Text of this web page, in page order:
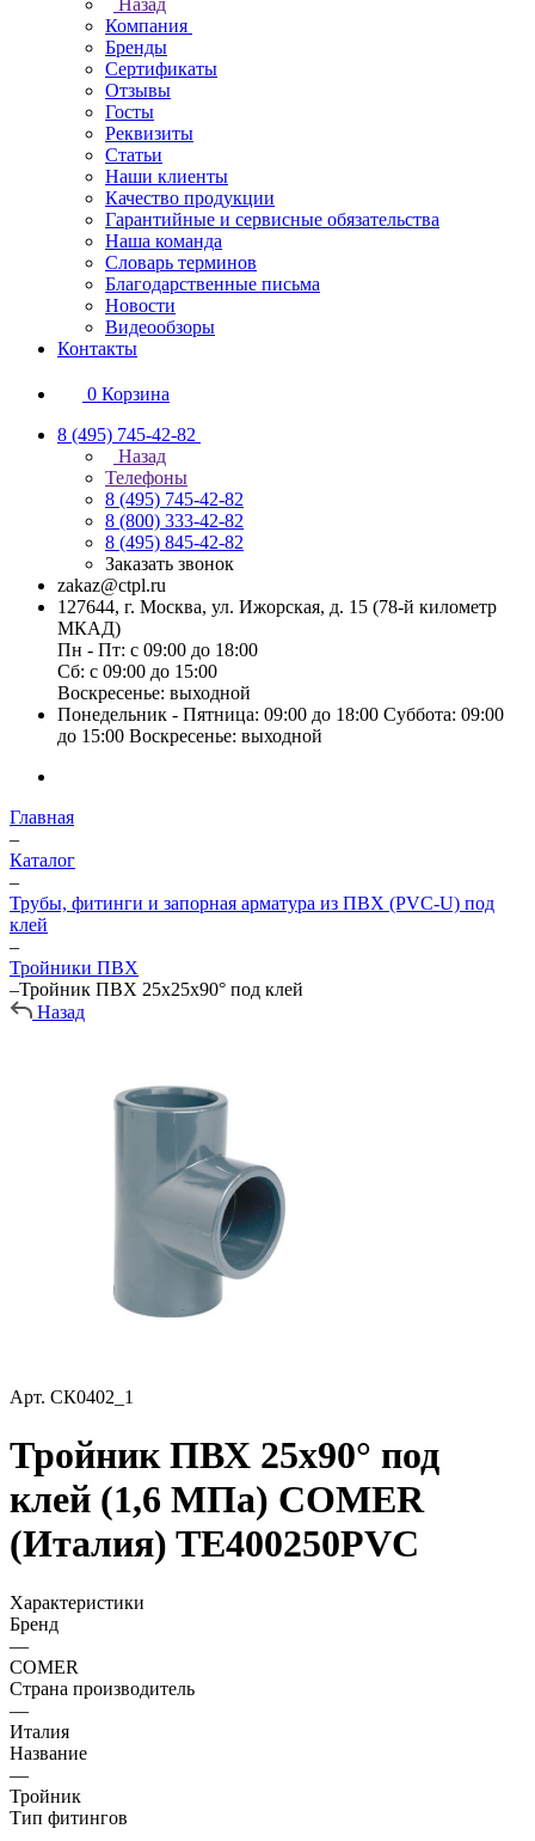
Назад
Компания
Бренды
Сертификаты
Отзывы
Госты
Реквизиты
Статьи
Наши клиенты
Качество продукции
Гарантийные и сервисные обязательства
Наша команда
Словарь терминов
Благодарственные письма
Новости
Видеообзоры
Контакты
0 Корзина
8 (495) 745-42-82
Назад
Телефоны
8 (495) 745-42-82
8 (800) 333-42-82
8 (495) 845-42-82
Заказать звонок
zakaz@ctpl.ru
127644, г. Москва, ул. Ижорская, д. 15 (78-й километр
МКАД)
Пн - Пт: с 09:00 до 18:00
Сб: с 09:00 до 15:00
Воскресенье: выходной
Понедельник - Пятница: 09:00 до 18:00 Суббота: 09:00
до 15:00 Воскресенье: выходной
Главная
–
Каталог
–
Трубы, фитинги и запорная арматура из ПВХ (PVC-U) под
клей
–
Тройники ПВХ
–Тройник ПВХ 25х25х90° под клей
Назад
Арт. СК0402_1
Тройник ПВХ 25х90° под
клей (1,6 МПа) COMER
(Италия) TE400250PVC
Характеристики
Бренд
—
COMER
Страна производитель
—
Италия
Название
—
Тройник
Тип фитингов